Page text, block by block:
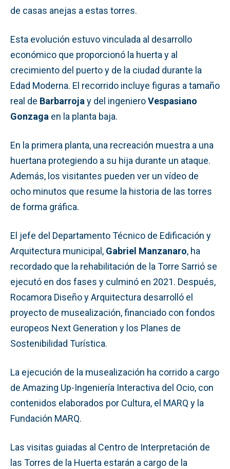
de casas anejas a estas torres.
Esta evolución estuvo vinculada al desarrollo
económico que proporcionó la huerta y al
crecimiento del puerto y de la ciudad durante la
Edad Moderna. El recorrido incluye figuras a tamaño
real de Barbarroja y del ingenieroVespasiano
Gonzaga en la planta baja.
En la primera planta, una recreación muestra a una
huertana protegiendo a su hija durante un ataque.
Además, los visitantes pueden ver un vídeo de
ocho minutos que resume la historia de las torres
de forma gráfica.
El jefe del Departamento Técnico de Edificación y
Arquitectura municipal, Gabriel Manzanaro, ha
recordado que la rehabilitación de la Torre Sarrió se
ejecutó en dos fases y culminó en 2021. Después,
Rocamora Diseño y Arquitectura desarrolló el
proyecto de musealización, financiado con fondos
europeos Next Generation y los Planes de
Sostenibilidad Turística.
La ejecución de la musealización ha corrido a cargo
de Amazing Up-Ingeniería Interactiva del Ocio, con
contenidos elaborados por Cultura, el MARQ y la
Fundación MARQ.
Las visitas guiadas al Centro de Interpretación de
las Torres de la Huerta estarán a cargo de la